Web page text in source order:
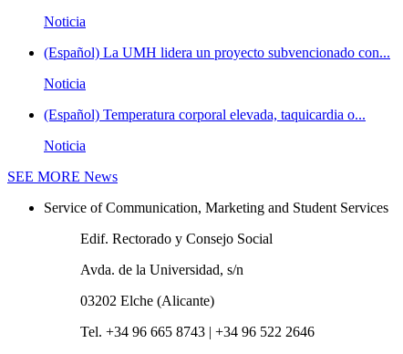
Noticia
(Español) La UMH lidera un proyecto subvencionado con...
Noticia
(Español) Temperatura corporal elevada, taquicardia o...
Noticia
SEE MORE News
Service of Communication, Marketing and Student Services
Edif. Rectorado y Consejo Social
Avda. de la Universidad, s/n
03202 Elche (Alicante)
Tel. +34 96 665 8743 | +34 96 522 2646